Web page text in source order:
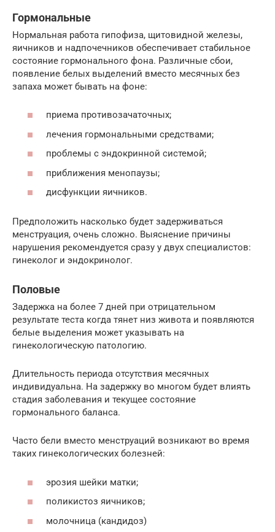
Гормональные
Нормальная работа гипофиза, щитовидной железы,
яичников и надпочечников обеспечивает стабильное
состояние гормонального фона. Различные сбои,
появление белых выделений вместо месячных без
запаха может бывать на фоне:
приема противозачаточных;
лечения гормональными средствами;
проблемы с эндокринной системой;
приближения менопаузы;
дисфункции яичников.
Предположить насколько будет задерживаться
менструация, очень сложно. Выяснение причины
нарушения рекомендуется сразу у двух специалистов:
гинеколог и эндокринолог.
Половые
Задержка на более 7 дней при отрицательном
результате теста когда тянет низ живота и появляются
белые выделения может указывать на
гинекологическую патологию.
Длительность периода отсутствия месячных
индивидуальна. На задержку во многом будет влиять
стадия заболевания и текущее состояние
гормонального баланса.
Часто бели вместо менструаций возникают во время
таких гинекологических болезней:
эрозия шейки матки;
поликистоз яичников;
молочница (кандидоз)